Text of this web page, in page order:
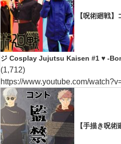
【呪術廻戦
ジ Cosplay Jujutsu Kaisen #1 ♥ -
(1,712)
https://www.youtube.com/
【手描き呪